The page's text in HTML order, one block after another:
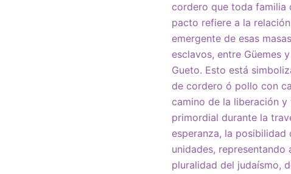
cordero que toda familia
pacto refiere a la
emergente de esas
esclavos, entre Güemes
Gueto. Esto está
de cordero ó pollo con
camino de la liberación
primordial durante la
esperanza, la
unidades, representando
pluralidad del judaísmo,